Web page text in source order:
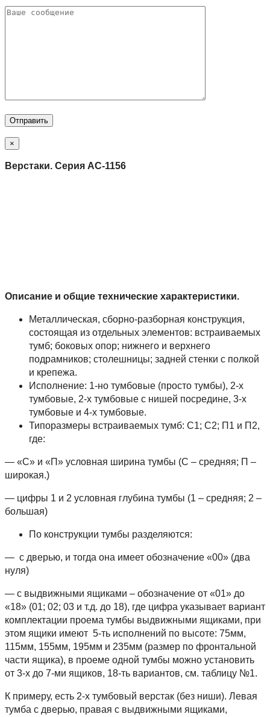
×
Верстаки. Серия АС-1156
Описание и общие технические характеристики.
Металлическая, сборно-разборная конструкция,
состоящая из отдельных элементов: встраиваемых
тумб; боковых опор; нижнего и верхнего
подрамников; столешницы; задней стенки с полкой
и крепежа.
Исполнение: 1-но тумбовые (просто тумбы), 2-х
тумбовые, 2-х тумбовые с нишей посредине, 3-х
тумбовые и 4-х тумбовые.
Типоразмеры встраиваемых тумб: С1; С2; П1 и П2,
где:
— «С» и «П» условная ширина тумбы (С – средняя; П –
широкая.)
— цифры 1 и 2 условная глубина тумбы (1 – средняя; 2 –
большая)
По конструкции тумбы разделяются:
— с дверью, и тогда она имеет обозначение «00» (два
нуля)
— с выдвижными ящиками – обозначение от «01» до
«18» (01; 02; 03 и т.д. до 18), где цифра указывает вариант
комплектации проема тумбы выдвижными ящиками, при
этом ящики имеют 5-ть исполнений по высоте: 75мм,
115мм, 155мм, 195мм и 235мм (размер по фронтальной
части ящика), в проеме одной тумбы можно установить
от 3-х до 7-ми ящиков, 18-ть вариантов, см. таблицу №1.
К примеру, есть 2-х тумбовый верстак (без ниши). Левая
тумба с дверью, правая с выдвижными ящиками,